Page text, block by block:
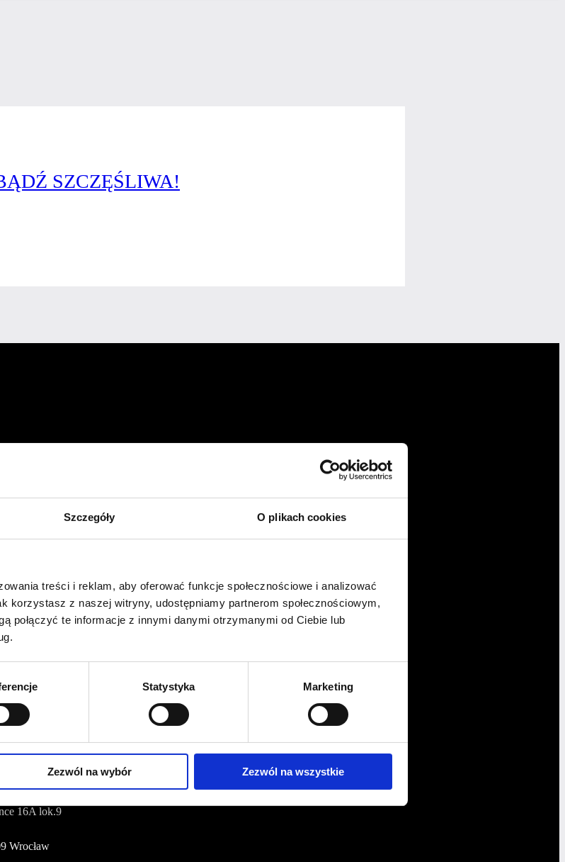
Szczegóły O plikach cookies
treści i reklam, aby oferować funkcje społecznościowe i analizować
korzystasz z naszej witryny, udostępniamy partnerom społecznościowym,
połączyć te informacje z innymi danymi otrzymanymi od Ciebie lub
Statystyka Marketing
Zezwól na wybór Zezwól na wszystkie
SZCZĘŚLIWA!
DO WPŁAT:
0001 0191 1368
SZPILKA
16A lok.9
Wrocław